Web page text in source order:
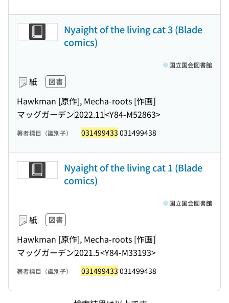
Nyaight of the living cat 3 (Blade
comics)
紙 図書
Hawkman [原作], Mecha-roots [作画]
マッグガーデン2022.11<Y84-M52863>
国立国会図書館
著者標目（識別子） 031499433 031499438
Nyaight of the living cat 1 (Blade
comics)
紙 図書
Hawkman [原作], Mecha-roots [作画]
マッグガーデン2021.5<Y84-M33193>
国立国会図書館
著者標目（識別子） 031499433 031499438